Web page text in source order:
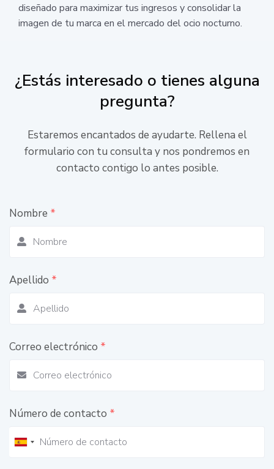
diseñado para maximizar tus ingresos y consolidar la
imagen de tu marca en el mercado del ocio nocturno.
¿Estás interesado o tienes alguna
pregunta?
Estaremos encantados de ayudarte. Rellena el
formulario con tu consulta y nos pondremos en
contacto contigo lo antes posible.
Nombre *
Apellido *
Correo electrónico *
Número de contacto *